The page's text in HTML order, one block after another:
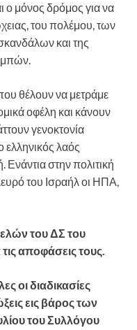
ο μόνος δρόμος για να
του πολέμου, των
και της
θέλουν να μετράμε
οφέλη και κάνουν
γενοκτονία
ελληνικός λαός
στην πολιτική
του Ισραήλ οι ΗΠΑ,
του ΔΣ του
αποφάσεις τους.
οι διαδικασίες
εις βάρος των
του Συλλόγου